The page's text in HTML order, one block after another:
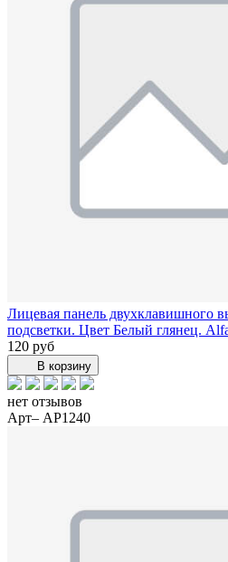
Лицевая панель двухклавишного
подсветки. Цвет Белый глянец.
120 руб
В корзину
нет отзывов
Арт– AP1240